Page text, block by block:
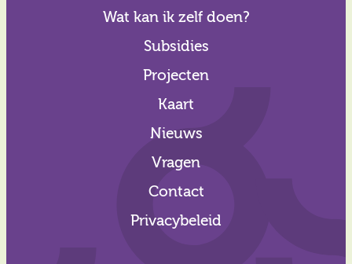
Wat kan ik zelf doen?
Subsidies
Projecten
Kaart
Nieuws
Vragen
Contact
Privacybeleid